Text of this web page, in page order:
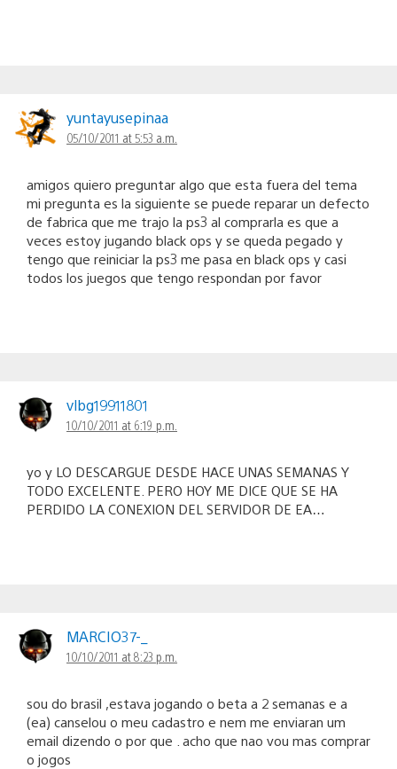
yuntayusepinaa
05/10/2011 at 5:53 a.m.
amigos quiero preguntar algo que esta fuera del tema
mi pregunta es la siguiente se puede reparar un defecto
de fabrica que me trajo la ps3 al comprarla es que a
veces estoy jugando black ops y se queda pegado y
tengo que reiniciar la ps3 me pasa en black ops y casi
todos los juegos que tengo respondan por favor
vlbg19911801
10/10/2011 at 6:19 p.m.
yo y LO DESCARGUE DESDE HACE UNAS SEMANAS Y
TODO EXCELENTE. PERO HOY ME DICE QUE SE HA
PERDIDO LA CONEXION DEL SERVIDOR DE EA…
MARCIO37-_
10/10/2011 at 8:23 p.m.
sou do brasil ,estava jogando o beta a 2 semanas e a
(ea) canselou o meu cadastro e nem me enviaran um
email dizendo o por que . acho que nao vou mas comprar
o jogos